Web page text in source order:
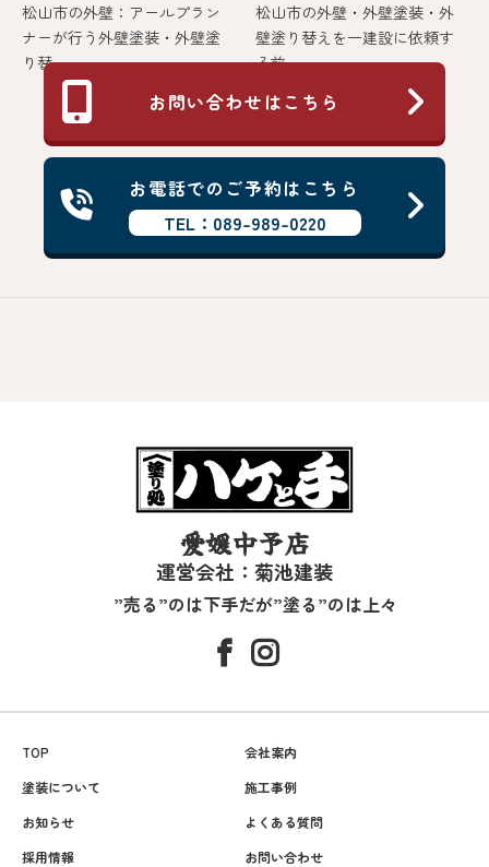
松山市の外壁：アールプラン
ナーが行う外壁塗装・外壁塗
り替...
松山市の外壁・外壁塗装・外
壁塗り替えを一建設に依頼す
る前...
お問い合わせはこちら
お電話でのご予約はこちら
TEL：089-989-0220
愛媛中予店
運営会社：菊池建装
”売る”のは下手だが”塗る”のは上々
TOP
会社案内
塗装について
施工事例
お知らせ
よくある質問
採用情報
お問い合わせ